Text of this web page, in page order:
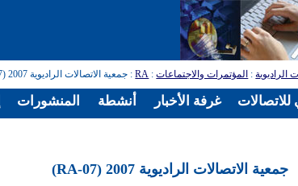
الراديوية: المؤتمرات والاجتماعات:
RA: جمعية الاتصالات الراديوية 2007 (RA-07)
جمعية الاتصالات الراديوية 2007 (RA-07)
المنشورات أنشطة غرفة الأخبار للاتصالات